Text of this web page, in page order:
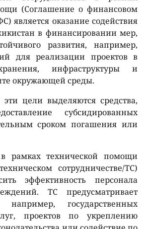
(Соглашение о финансовом
является оказание содействия
в финансировании мер,
развития, например,
для реализации проектов в
инфраструктуры и
окружающей среды.
цели выделяются средства,
субсидированных
сроком погашения или
в рамках технической помощи
сотрудничестве/ТС)
эффективность персонала
ТС предусматривает
например, государственных
проектов по укреплению